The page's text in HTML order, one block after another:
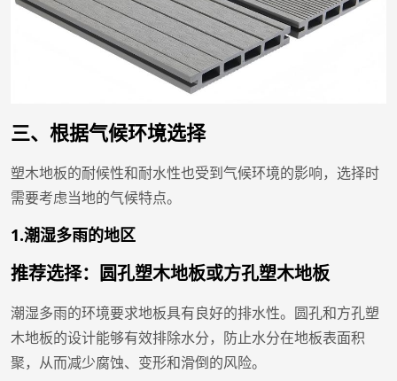
三、根据气候环境选择
塑木地板的耐候性和耐水性也受到气候环境的影响，选择时
需要考虑当地的气候特点。
1.潮湿多雨的地区
推荐选择：圆孔塑木地板或方孔塑木地板
潮湿多雨的环境要求地板具有良好的排水性。圆孔和方孔塑
木地板的设计能够有效排除水分，防止水分在地板表面积
聚，从而减少腐蚀、变形和滑倒的风险。